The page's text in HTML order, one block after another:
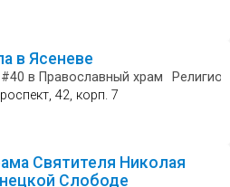
в Ясеневе
#40 в Православный храм
42, корп. 7
Святителя Николая
Слободе